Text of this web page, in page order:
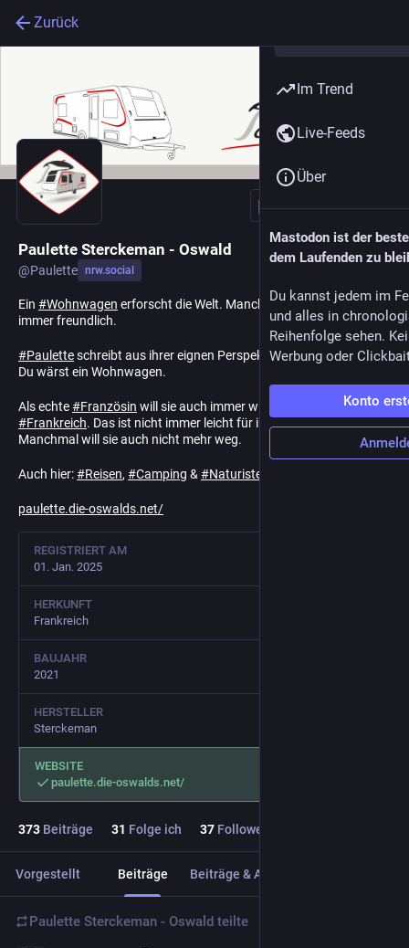
Zurück
Folgen
Paulette Sterckeman - Oswald
@Paulette nrw.social
Ein #Wohnwagen erforscht die Welt. Manchmal etwas wild, aber
immer freundlich.
#Pauletteschreibt aus ihrer eignen Perspektive. Also stell Dir vor,
Du wärst ein Wohnwagen.
Als echte#Französin will sie auch immer wieder zurück nach
#Frankreich. Das ist nicht immer leicht für ihre Eigentümer.
Manchmal will sie auch nicht mehr weg.
Auch hier:#Reisen, #Camping & #Naturisten
paulette.die-oswalds.net/
REGISTRIERT AM
01. Jan. 2025
HERKUNFT
Frankreich
BAUJAHR
2021
HERSTELLER
Sterckeman
WEBSITE
paulette.die-oswalds.net/
373 Beiträge 31 Folge ich 37 Follower
Vorgestellt Beiträge Beiträge & Antworten
Paulette Sterckeman - Oswald teilte
Im Trend
Live-Feeds
Über
Mastodon ist der
dem Laufenden zu
Du kannst jedem im
und alles in
Reihenfolge sehen.
Werbung oder
Konto